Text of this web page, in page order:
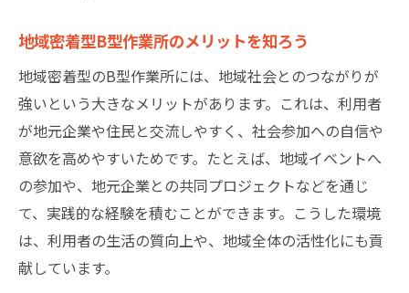
地域福祉との連携が生むB型作業所の強み
就労継続支援B型の参加方法を徹底解説
B型作業所の参加希望時に準備したいポイン
ト
堺市での就労継続支援B型申込方法の流れ
見学や体験を活用したB型作業所選びの工夫
B型作業所利用開始前後のサポート内容を知
る
家族と一緒に進めるB型作業所参加のステッ
地域密着型B型作業所のメリットを知ろう
地域密着型のB型作業所には、地域社会とのつながりが
強いという大きなメリットがあります。これは、利用者
が地元企業や住民と交流しやすく、社会参加への自信や
意欲を高めやすいためです。たとえば、地域イベントへ
の参加や、地元企業との共同プロジェクトなどを通じ
て、実践的な経験を積むことができます。こうした環境
は、利用者の生活の質向上や、地域全体の活性化にも貢
献しています。